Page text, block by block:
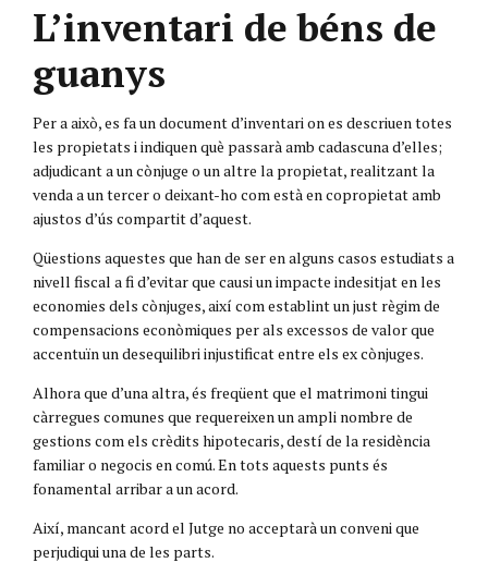
L’inventari de béns de
guanys
Per a això, es fa un document d’inventari on es descriuen totes
les propietats i indiquen què passarà amb cadascuna d’elles;
adjudicant a un cònjuge o un altre la propietat, realitzant la
venda a un tercer o deixant-ho com està en copropietat amb
ajustos d’ús compartit d’aquest.
Qüestions aquestes que han de ser en alguns casos estudiats a
nivell fiscal a fi d’evitar que causi un impacte indesitjat en les
economies dels cònjuges, així com establint un just règim de
compensacions econòmiques per als excessos de valor que
accentuïn un desequilibri injustificat entre els ex cònjuges.
Alhora que d’una altra, és freqüent que el matrimoni tingui
càrregues comunes que requereixen un ampli nombre de
gestions com els crèdits hipotecaris, destí de la residència
familiar o negocis en comú. En tots aquests punts és
fonamental arribar a un acord.
Així, mancant acord el Jutge no acceptarà un conveni que
perjudiqui una de les parts.